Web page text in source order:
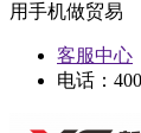
用手机做贸易
客服中心
电话：